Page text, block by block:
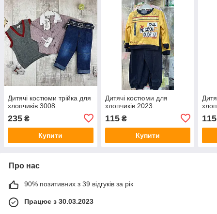
Дитячі костюми трійка для
хлопчиків 3008.
235 ₴
Купити
Дитячі костюми для
хлопчиків 2023.
115₴
Купити
115
Про нас
90% позитивних з 39 відгуків за рік
Працює з 30.03.2023